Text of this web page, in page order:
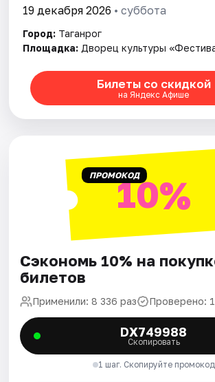
19 декабря 2026 • суббота
Город: Таганрог
Площадка: Дворец культуры
Билеты со скидкой
на Яндекс Афише
ПРОМОКОД10%
Сэкономь 10% на
билетов
Применили: 8 336 раз Проверено:
DX749988
Скопировать
1 шаг. Скопируйте промокод